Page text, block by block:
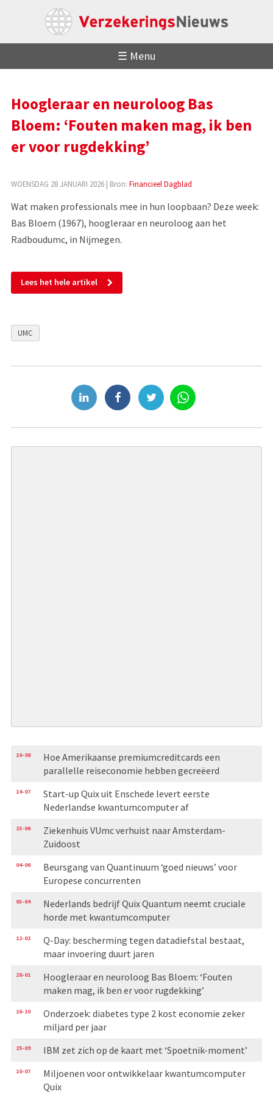
☰ Menu
Hoogleraar en neuroloog Bas
Bloem: ‘Fouten maken mag, ik ben
er voor rugdekking’
WOENSDAG 28 JANUARI 2026| Bron: Financieel Dagblad
Wat maken professionals mee in hun loopbaan? Deze week:
Bas Bloem (1967), hoogleraar en neuroloog aan het
Radboudumc, in Nijmegen.
Lees het hele artikel
UMC
10-08
Hoe Amerikaanse premiumcreditcards een
parallelle reiseconomie hebben gecreëerd
14-07
Start-up Quix uit Enschede levert eerste
Nederlandse kwantumcomputer af
23-06
Ziekenhuis VUmc verhuist naar Amsterdam-
Zuidoost
04-06
Beursgang van Quantinuum ‘goed nieuws’ voor
Europese concurrenten
03-04
Nederlands bedrijf Quix Quantum neemt cruciale
horde met kwantumcomputer
12-02
Q-Day: bescherming tegen datadiefstal bestaat,
maar invoering duurt jaren
28-01
Hoogleraar en neuroloog Bas Bloem: ‘Fouten
maken mag, ik ben er voor rugdekking’
16-10
Onderzoek: diabetes type 2 kost economie zeker
miljard per jaar
25-09 IBM zet zich op de kaart met ‘Spoetnik-moment’
10-07
Miljoenen voor ontwikkelaar kwantum­computer
Quix